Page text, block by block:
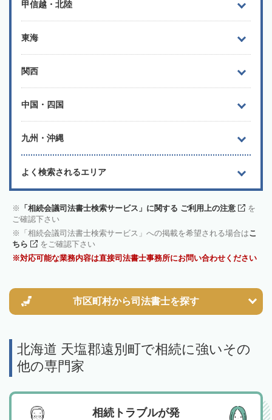
甲信越・北陸
東海
関西
中国・四国
九州・沖縄
よく検索されるエリア
「相続会議司法書士検索サービス」に関する ご利用上の注意
を
ご確認下さい
「相続会議司法書士検索サービス」への掲載を希望される場合はこ
ちら
をご確認下さい
対応可能な業務内容は直接司法書士事務所にお問い合わせください
市区町村から司法書士を探す
北海道 天塩郡遠別町で相続に強いその
他の専門家
相続トラブルが発